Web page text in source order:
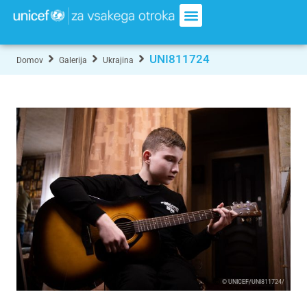
Domov Galerija Ukrajina UNI811724
© UNICEF/UNI811724/